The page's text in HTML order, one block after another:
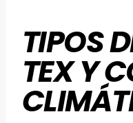
TIPOS
TEX Y